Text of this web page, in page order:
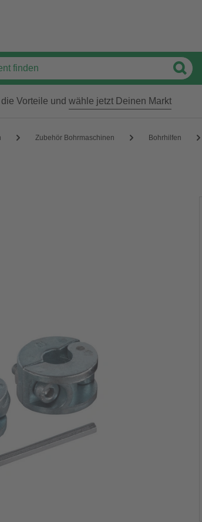
Vorteile und wähle jetzt Deinen Markt
Zubehör Bohrmaschinen Bohrhilfen